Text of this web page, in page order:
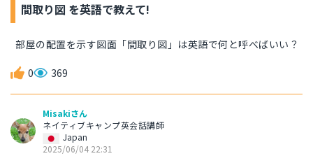
間取り図 を英語で教えて!
部屋の配置を示す図面「間取り図」は英語で何と呼べばいい？
0 369
Misakiさん
ネイティブキャンプ英会話講師
Japan
2025/06/04 22:31